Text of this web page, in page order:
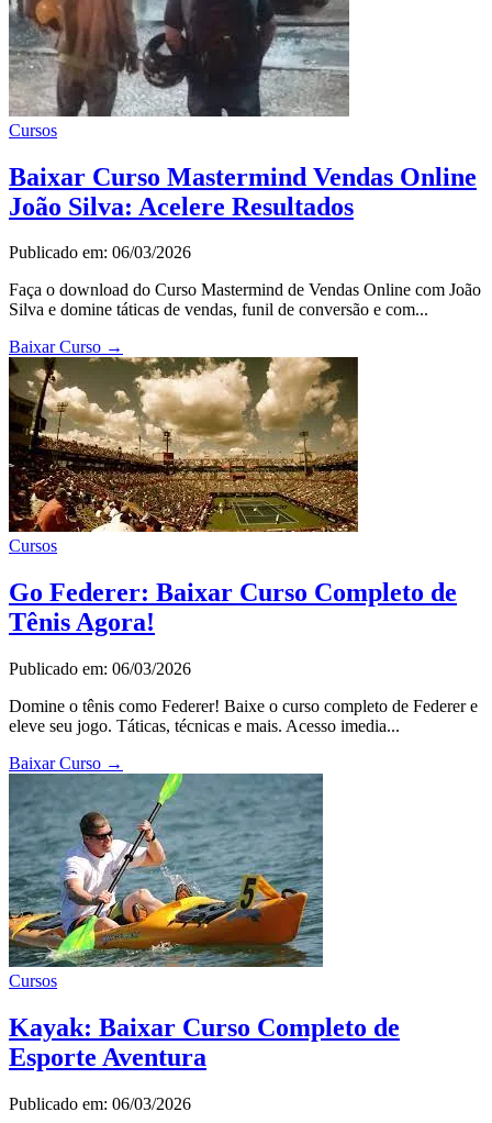
Cursos
Baixar Curso Mastermind Vendas Online
João Silva: Acelere Resultados
Publicado em: 06/03/2026
Faça o download do Curso Mastermind de Vendas Online com João
Silva e domine táticas de vendas, funil de conversão e com...
Baixar Curso →
Cursos
Go Federer: Baixar Curso Completo de
Tênis Agora!
Publicado em: 06/03/2026
Domine o tênis como Federer! Baixe o curso completo de Federer e
eleve seu jogo. Táticas, técnicas e mais. Acesso imedia...
Baixar Curso →
Cursos
Kayak: Baixar Curso Completo de
Esporte Aventura
Publicado em: 06/03/2026